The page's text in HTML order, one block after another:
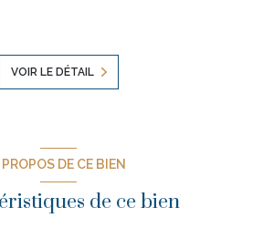
VOIR LE DÉTAIL
DE CE BIEN
de ce bien